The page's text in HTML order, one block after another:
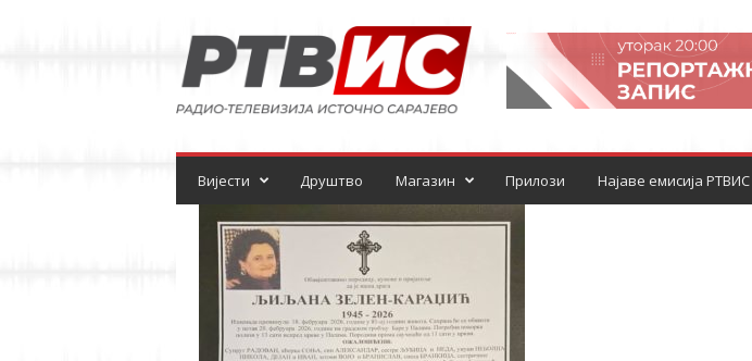
и
о
т
л
Вијести Друштво Магазин Прилози Најаве емисија РТВИС